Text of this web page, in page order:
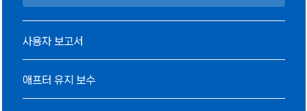
사용자 보고서
애프터 유지 보수